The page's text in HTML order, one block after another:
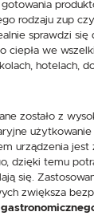
rodzaju zup czy
sprawdzi się
ciepła we
hotelach,
zostało z
użytkowanie
urządzenia jest
dzięki temu
się.
zwiększa